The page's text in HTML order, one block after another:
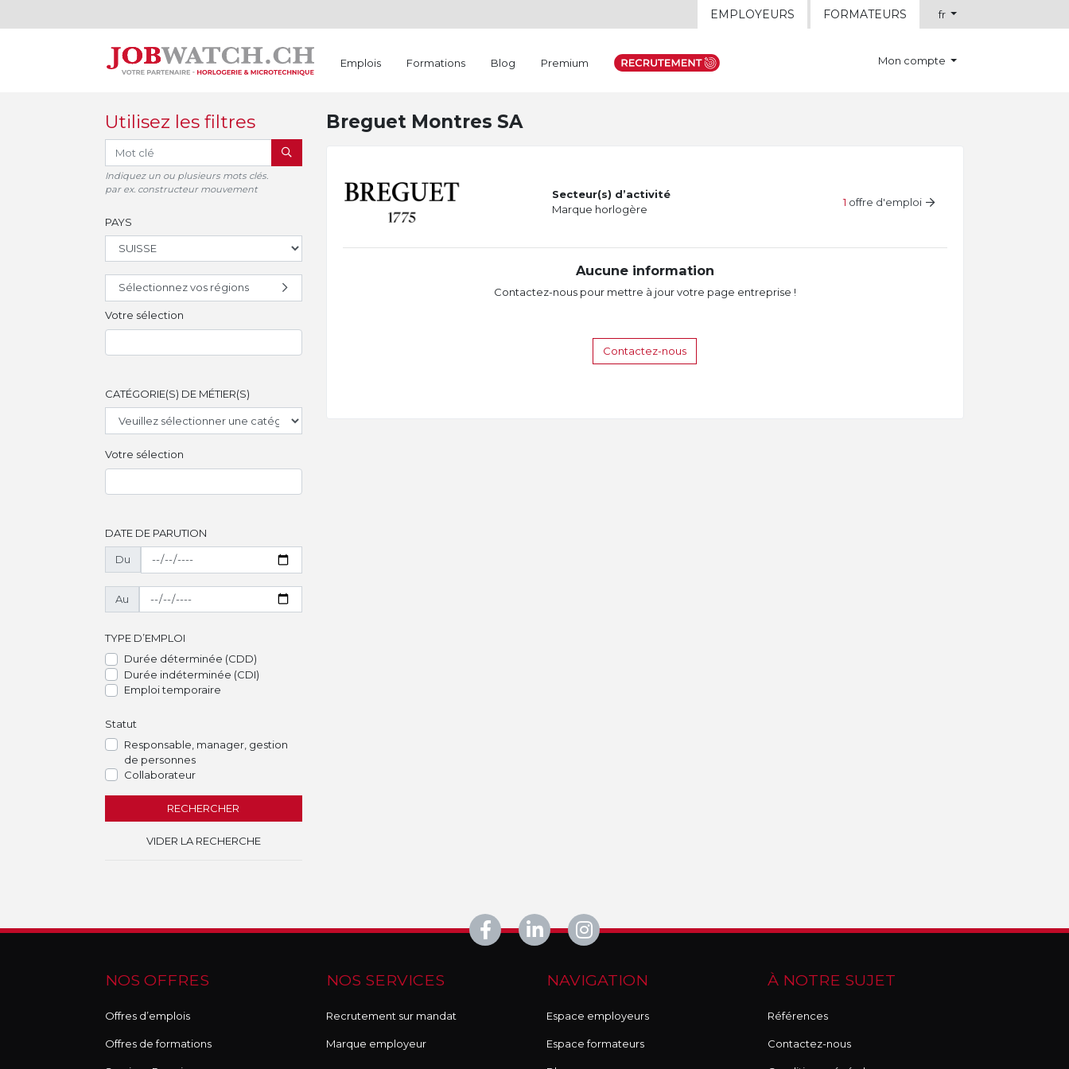
EMPLOYEURS FORMATEURS fr
Emplois Formations Blog Premium Mon compte
Utilisez les filtres
RECHERCHER
Indiquez un ou plusieurs mots clés.
par ex. constructeur mouvement
PAYS
Sélectionnez vos régions
Votre sélection
CATÉGORIE(S) DE MÉTIER(S)
Votre sélection
DATE DE PARUTION
Du
Au
TYPE D’EMPLOI
Durée déterminée (CDD)
Durée indéterminée (CDI)
Emploi temporaire
Statut
Responsable, manager, gestion
de personnes
Collaborateur
RECHERCHER
VIDER LA RECHERCHE
Breguet Montres SA
Secteur(s) d’activité
Marque horlogère
1 offre d'emploi
Aucune information
Contactez-nous pour mettre à jour votre page entreprise !
Contactez-nous
NOS OFFRES
Offres d’emplois
Offres de formations
NOS SERVICES
Recrutement sur mandat
Marque employeur
NAVIGATION
Espace employeurs
Espace formateurs
À NOTRE SUJET
Références
Contactez-nous